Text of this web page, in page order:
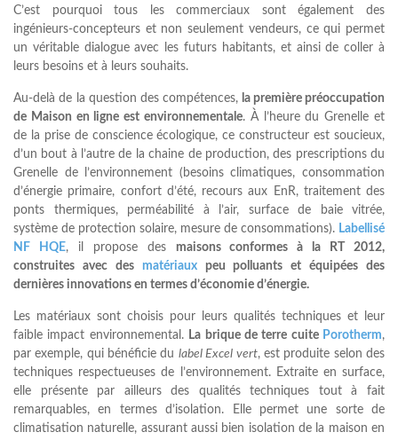
C’est pourquoi tous les commerciaux sont également des
ingénieurs-concepteurs et non seulement vendeurs, ce qui permet
un véritable dialogue avec les futurs habitants, et ainsi de coller à
leurs besoins et à leurs souhaits.
Au-delà de la question des compétences, la première préoccupation
de Maison en ligne est environnementale. À l’heure du Grenelle et
de la prise de conscience écologique, ce constructeur est soucieux,
d’un bout à l’autre de la chaine de production, des prescriptions du
Grenelle de l’environnement (besoins climatiques, consommation
d’énergie primaire, confort d’été, recours aux EnR, traitement des
ponts thermiques, perméabilité à l’air, surface de baie vitrée,
système de protection solaire, mesure de consommations). Labellisé
NF HQE, il propose des
maisons conformes à la RT 2012,
construites avec des matériauxpeu polluants et équipées des
dernières innovations en termes d’économie d’énergie.
Les matériaux sont choisis pour leurs qualités techniques et leur
faible impact environnemental. La brique de terre cuite Porotherm,
par exemple, qui bénéficie du label Excel vert, est produite selon des
techniques respectueuses de l’environnement. Extraite en surface,
elle présente par ailleurs des qualités techniques tout à fait
remarquables, en termes d’isolation. Elle permet une sorte de
climatisation naturelle, assurant aussi bien isolation de la maison en